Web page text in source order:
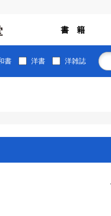
書 籍
書 洋書 洋雑誌